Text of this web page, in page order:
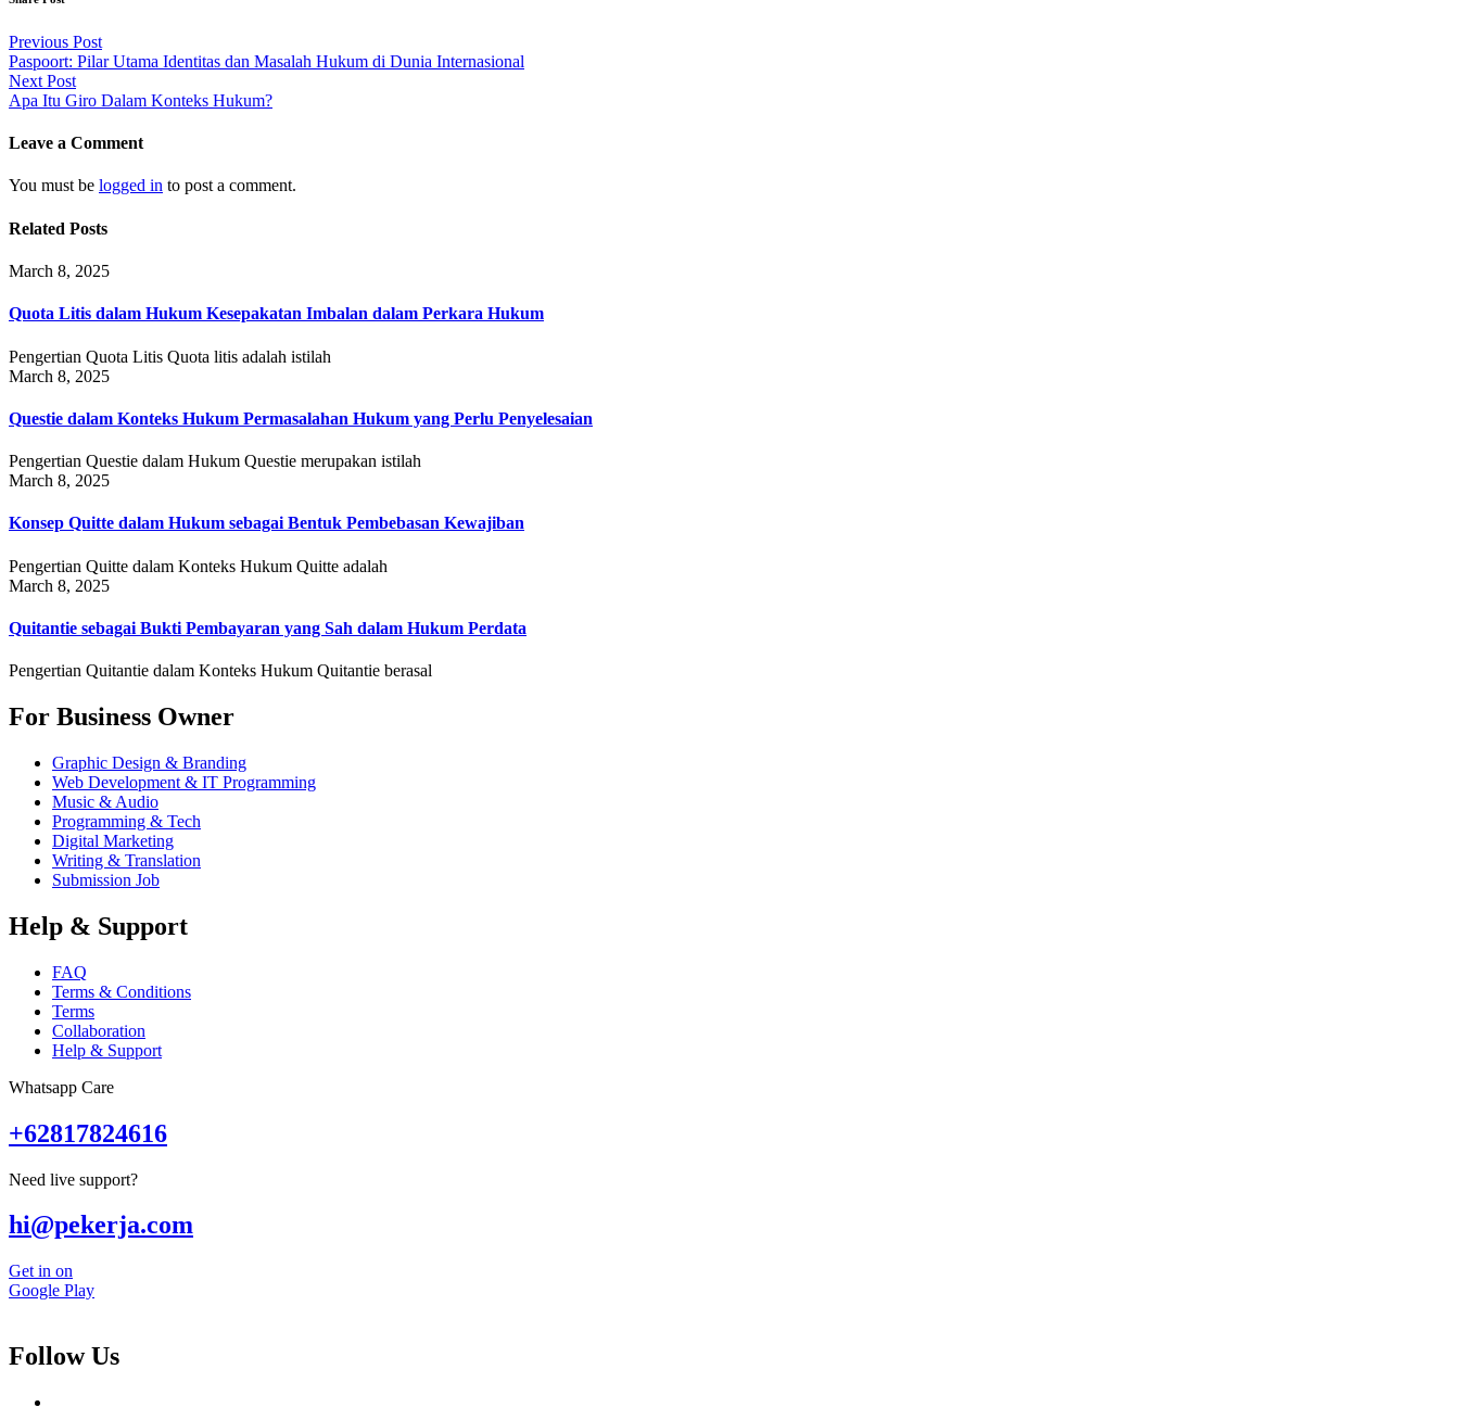
Post
navigation
Previous Post
Paspoort: Pilar Utama Identitas dan Masalah Hukum di Dunia Internasional
Next Post
Apa Itu Giro Dalam Konteks Hukum?
Leave a Comment
You must be logged in to post a comment.
Related Posts
March 8, 2025
Quota Litis dalam Hukum Kesepakatan Imbalan dalam Perkara Hukum
Pengertian Quota Litis Quota litis adalah istilah
March 8, 2025
Questie dalam Konteks Hukum Permasalahan Hukum yang Perlu Penyelesaian
Pengertian Questie dalam Hukum Questie merupakan istilah
March 8, 2025
Konsep Quitte dalam Hukum sebagai Bentuk Pembebasan Kewajiban
Pengertian Quitte dalam Konteks Hukum Quitte adalah
March 8, 2025
Quitantie sebagai Bukti Pembayaran yang Sah dalam Hukum Perdata
Pengertian Quitantie dalam Konteks Hukum Quitantie berasal
For Business Owner
Graphic Design & Branding
Web Development & IT Programming
Music & Audio
Programming & Tech
Digital Marketing
Writing & Translation
Submission Job
Help & Support
FAQ
Terms & Conditions
Terms
Collaboration
Help & Support
Whatsapp Care
+62817824616
Need live support?
hi@pekerja.com
Get in on
Google Play
Follow Us